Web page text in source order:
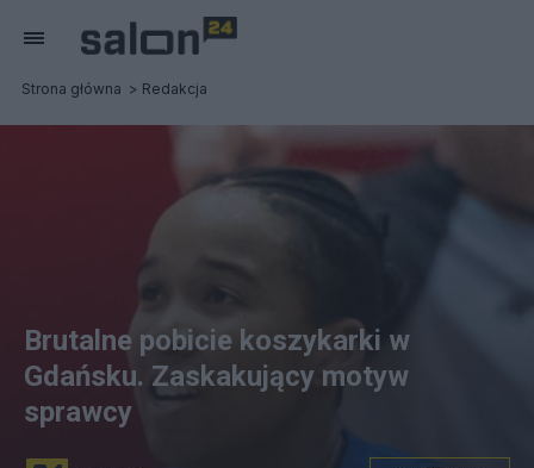
Strona główna Redakcja
Brutalne pobicie koszykarki w
Gdańsku. Zaskakujący motyw
sprawcy